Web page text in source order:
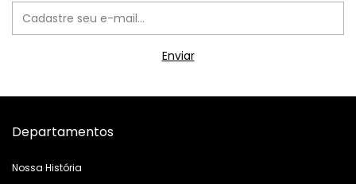
Departamentos
Nossa História